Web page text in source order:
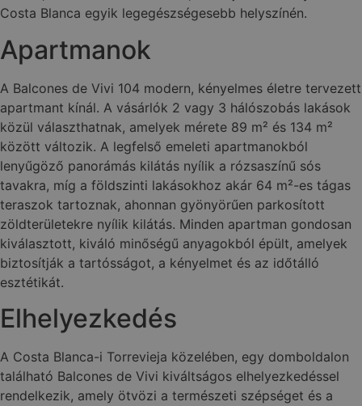
Costa Blanca egyik legegészségesebb helyszínén.
Apartmanok
A Balcones de Vivi 104 modern, kényelmes életre tervezett
apartmant kínál. A vásárlók 2 vagy 3 hálószobás lakások
közül választhatnak, amelyek mérete 89 m² és 134 m²
között változik. A legfelső emeleti apartmanokból
lenyűgöző panorámás kilátás nyílik a rózsaszínű sós
tavakra, míg a földszinti lakásokhoz akár 64 m²-es tágas
teraszok tartoznak, ahonnan gyönyörűen parkosított
zöldterületekre nyílik kilátás. Minden apartman gondosan
kiválasztott, kiváló minőségű anyagokból épült, amelyek
biztosítják a tartósságot, a kényelmet és az időtálló
esztétikát.
Elhelyezkedés
A Costa Blanca-i Torrevieja közelében, egy domboldalon
található Balcones de Vivi kiváltságos elhelyezkedéssel
rendelkezik, amely ötvözi a természeti szépséget és a